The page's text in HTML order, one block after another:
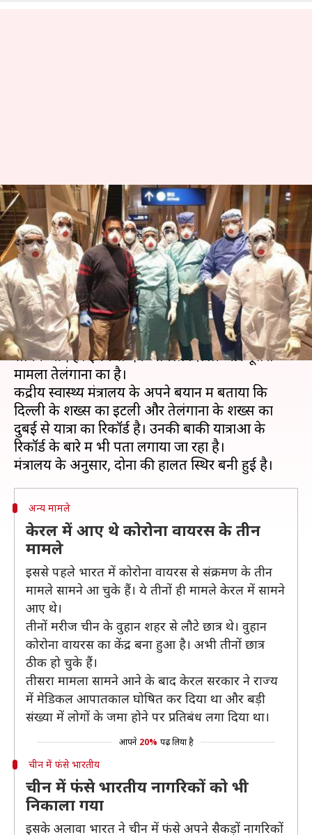
दिल्ली में सामने आया कोरोना
वायरस का पहला मामला, तेलंगाना में
भी एक संक्रमित
लेखन मुकुल तोमर संपादन Manoj Panchal Mar 02, 2020 04:23 pm
क्या है खबर?
भारत में कोरोना वायरस से संक्रमण के दो नए मामले
सामने आए हैं। इनमें से एक मामला दिल्ली और दूसरा
मामला तेलंगाना का है।
केंद्रीय स्वास्थ्य मंत्रालय के अपने बयान में बताया कि
दिल्ली के शख्स का इटली और तेलंगाना के शख्स का
दुबई से यात्रा का रिकॉर्ड है। उनकी बाकी यात्राओं के
रिकॉर्ड के बारे में भी पता लगाया जा रहा है।
अन्य मामले
केरल में आए थे कोरोना वायरस के तीन
मामले
इससे पहले भारत में कोरोना वायरस से संक्रमण के तीन
मामले सामने आ चुके हैं। ये तीनों ही मामले केरल में सामने
आए थे।
तीनों मरीज चीन के वुहान शहर से लौटे छात्र थे। वुहान
कोरोना वायरस का केंद्र बना हुआ है। अभी तीनों छात्र
ठीक हो चुके हैं।
तीसरा मामला सामने आने के बाद केरल सरकार ने राज्य
में मेडिकल आपातकाल घोषित कर दिया था और बड़ी
संख्या में लोगों के जमा होने पर प्रतिबंध लगा दिया था।
आपने 20% पढ़ लिया है
चीन में फंसे भारतीय
चीन में फंसे भारतीय नागरिकों को भी
निकाला गया
इसके अलावा भारत ने चीन में फंसे अपने सैकड़ों नागरिकों